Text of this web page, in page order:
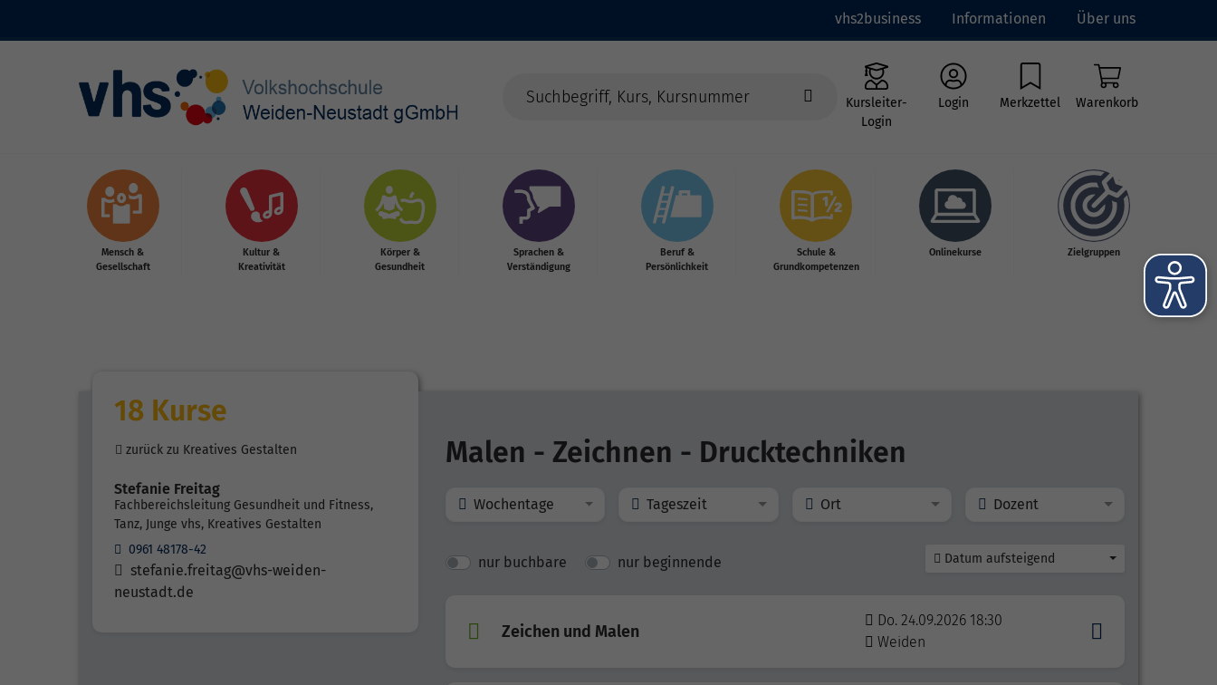
vhs2business Informationen Über uns
Kursleiter-
Login
Login Merkzettel Warenkorb
Mensch &
Gesellschaft
Kultur &
Kreativität
Körper &
Gesundheit
Sprachen &
Verständigung
Beruf &
Persönlichkeit
Schule &
Grundkompetenzen
Onlinekurse Zielgruppen
18 Kurse
zurück zu Kreatives Gestalten
Stefanie Freitag
Fachbereichsleitung Gesundheit und Fitness,
Tanz, Junge vhs, Kreatives Gestalten
0961 48178-42
stefanie.freitag@vhs-weiden-
neustadt.de
Malen - Zeichnen - Drucktechniken
Wochentage Tageszeit Ort Dozent
nur buchbare nur beginnende Datum aufsteigend
Zeichen und Malen
Do. 24.09.2026 18:30
Weiden